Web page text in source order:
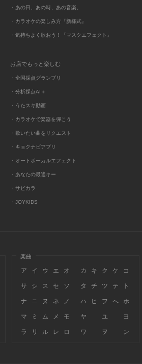
・あの日、あの時、あの音楽。
・カラオケの楽しみ方『新様式』
・気持ちよく歌おう！『マスクエフェクト』
お店でもっと楽しむ
・全国採点グランプリ
・分析採点AI＋
・うたスキ動画
・カラオケで楽器を弾こう
・歌いたい曲をリクエスト
・キョクナビアプリ
・オートボーカルエフェクト
・あなたの最適キー
・サビカラ
・JOYKIDS
楽曲
ア イ ウ エ オ カ キ ク ケ コ
サ シ ス セ ソ タ チ ツ テ ト
ナ ニ ヌ ネ ノ ハ ヒ フ へ ホ
マ ミ ム メ モ ヤ ユ ヨ
ラ リ ル レ ロ ワ ヲ ン